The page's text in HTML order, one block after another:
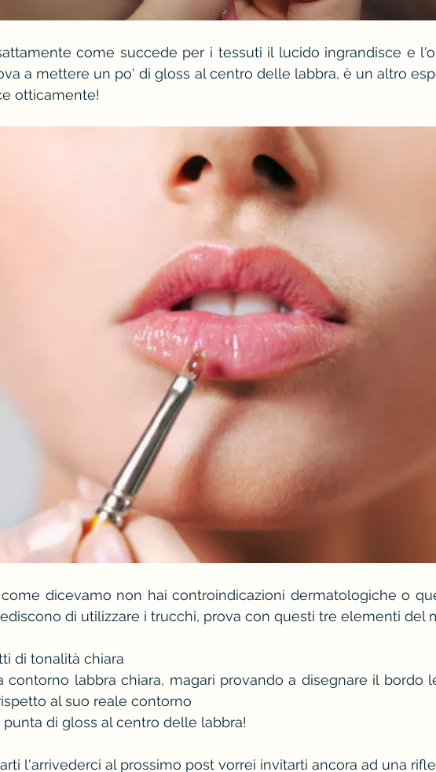
come succede per i tessuti il lucido ingrandisce e
a mettere un po' di gloss al centro delle labbra, è un altro
otticamente!
dicevamo non hai controindicazioni dermatologiche o
di utilizzare i trucchi, prova con questi tre elementi del
di tonalità chiara
contorno labbra chiara, magari provando a disegnare il bordo
al suo reale contorno
punta di gloss al centro delle labbra!
l'arrivederci al prossimo post vorrei invitarti ancora ad una